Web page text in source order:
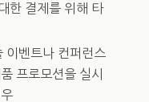
한 결제를 위해 타
이벤트나 컨퍼런스
프로모션을 실시